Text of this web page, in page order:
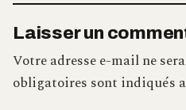
Laisser un
Votre adresse e-mail ne
obligatoires sont indiqués